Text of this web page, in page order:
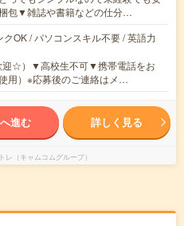
包▼雑誌や書籍などの仕分…
クOK / パソコンスキル不要 / 英語力
迎☆）▼高校生不可▼携帯電話をお
用）※応募後のご連絡はメ…
進む 詳しく見る
レ（キャムコムグループ）